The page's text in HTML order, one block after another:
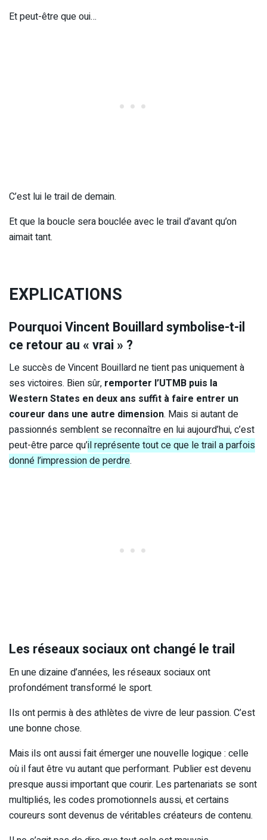
Et peut-être que oui…
C’est lui le trail de demain.
Et que la boucle sera bouclée avec le trail d’avant qu’on
aimait tant.
EXPLICATIONS
Pourquoi Vincent Bouillard symbolise-t-il
ce retour au « vrai » ?
Le succès de Vincent Bouillard ne tient pas uniquement à
ses victoires. Bien sûr, remporter l’UTMB puis la
Western States en deux ans suffit à faire entrer un
coureur dans une autre dimension. Mais si autant de
passionnés semblent se reconnaître en lui aujourd’hui, c’est
peut-être parce qu’il représente tout ce que le trail a parfois
donné l’impression de perdre.
Les réseaux sociaux ont changé le trail
En une dizaine d’années, les réseaux sociaux ont
profondément transformé le sport.
Ils ont permis à des athlètes de vivre de leur passion. C’est
une bonne chose.
Mais ils ont aussi fait émerger une nouvelle logique : celle
où il faut être vu autant que performant. Publier est devenu
presque aussi important que courir. Les partenariats se sont
multipliés, les codes promotionnels aussi, et certains
coureurs sont devenus de véritables créateurs de contenu.